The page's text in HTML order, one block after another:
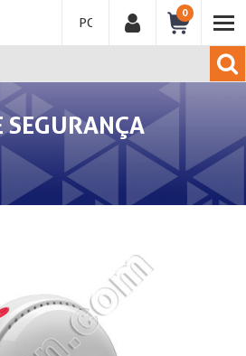
PORTUGUÊS
0
SEGURANÇA